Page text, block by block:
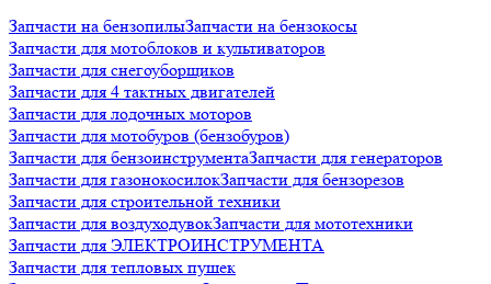
Запчасти на бензопилыЗапчасти на бензокосы
Запчасти для мотоблоков и культиваторов
Запчасти для снегоуборщиков
Запчасти для 4 тактных двигателей
Запчасти для лодочных моторов
Запчасти для мотобуров (бензобуров)
Запчасти для бензоинструментаЗапчасти для генераторов
Запчасти для газонокосилокЗапчасти для бензорезов
Запчасти для строительной техники
Запчасти для воздуходувокЗапчасти для мототехники
Запчасти для ЭЛЕКТРОИНСТРУМЕНТА
Запчасти для тепловых пушек